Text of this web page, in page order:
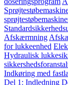
Afskærmning
for lukkeenhed
Hydraulisk
Indkøring med
Del 1: Indledning